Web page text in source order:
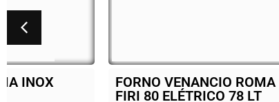
FORNO VENANCIO ROMA INOX
FIRI 80 ELÉTRICO 78 LT